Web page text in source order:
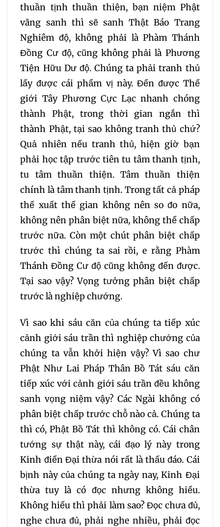
355 356 357
358 359 360
361 362 363
364 365 366
367 368 369
370 372
thuần tịnh thuần thiện, bạn niệm Phật
vãng sanh thì sẽ sanh Thật Báo Trang
Nghiêm độ, không phải là Phàm Thánh
Đồng Cư độ, cũng không phải là Phương
Tiện Hữu Dư độ. Chúng ta phải tranh thủ
lấy được cái phẩm vị này. Đến được Thế
giới Tây Phương Cực Lạc nhanh chóng
thành Phật, trong thời gian ngắn thì
thành Phật, tại sao không tranh thủ chứ?
Quả nhiên nếu tranh thủ, hiện giờ bạn
phải học tập trước tiên tu tâm thanh tịnh,
tu tâm thuần thiện. Tâm thuần thiện
chính là tâm thanh tịnh. Trong tất cả pháp
thế xuất thế gian không nên so đo nữa,
không nên phân biệt nữa, không thể chấp
trước nữa. Còn một chút phân biệt chấp
trước thì chúng ta sai rồi, e rằng Phàm
Thánh Đồng Cư độ cũng không đến được.
Tại sao vậy? Vọng tưởng phân biệt chấp
trước là nghiệp chướng.
Vì sao khi sáu căn của chúng ta tiếp xúc
cảnh giới sáu trần thì nghiệp chướng của
chúng ta vẫn khởi hiện vậy? Vì sao chư
Phật Như Lai Pháp Thân Bồ Tát sáu căn
tiếp xúc với cảnh giới sáu trần đều không
sanh vọng niệm vậy? Các Ngài không có
phân biệt chấp trước chỗ nào cả. Chúng ta
thì có, Phật Bồ Tát thì không có. Cái chân
tướng sự thật này, cái đạo lý này trong
Kinh điển Đại thừa nói rất là thấu đáo. Cái
bịnh này của chúng ta ngày nay, Kinh Đại
thừa tuy là có đọc nhưng không hiểu.
Không hiểu thì phải làm sao? Đọc chưa đủ,
nghe chưa đủ, phải nghe nhiều, phải đọc